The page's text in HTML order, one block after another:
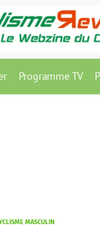
Programme TV
MASCULIN